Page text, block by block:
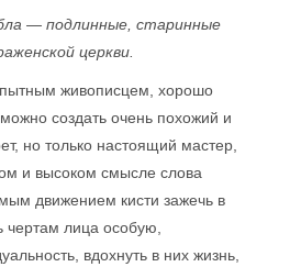
— подлинные, старинные
церкви.
живописцем, хорошо
создать очень похожий и
но только настоящий мастер,
и высоком смысле слова
движением кисти зажечь в
чертам лица особую,
вдохнуть в них жизнь,